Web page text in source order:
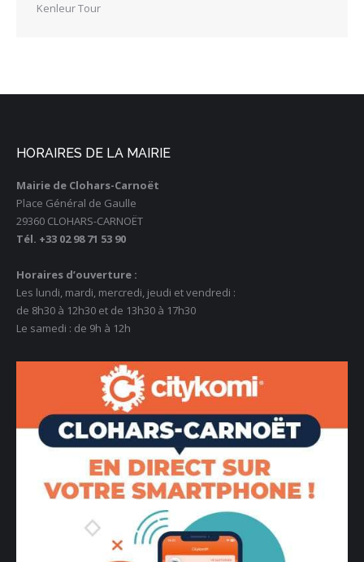
Kenleur Tour
HORAIRES DE LA MAIRIE
Mairie de Clohars-Carnoët
Place Général de Gaulle
29360 CLOHARS-CARNOËT
Tél. +33 02 98 71 53 90
Horaires d’ouverture :
Les lundi, mardi, mercredi, jeudi et vendredi :
de 8h30 à 12h30 et de 13h30 à 17h30
Le samedi : de 9h à 12h